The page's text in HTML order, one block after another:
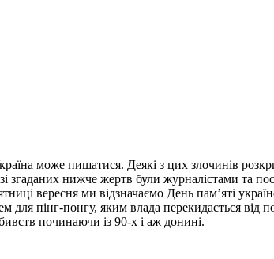
може пишатися. Деякі з цих злочинів
нижче жертв були журналістами та
вересня ми відзначаємо День пам’яті
для пінг-понгу, яким влада перекидається
вбивств